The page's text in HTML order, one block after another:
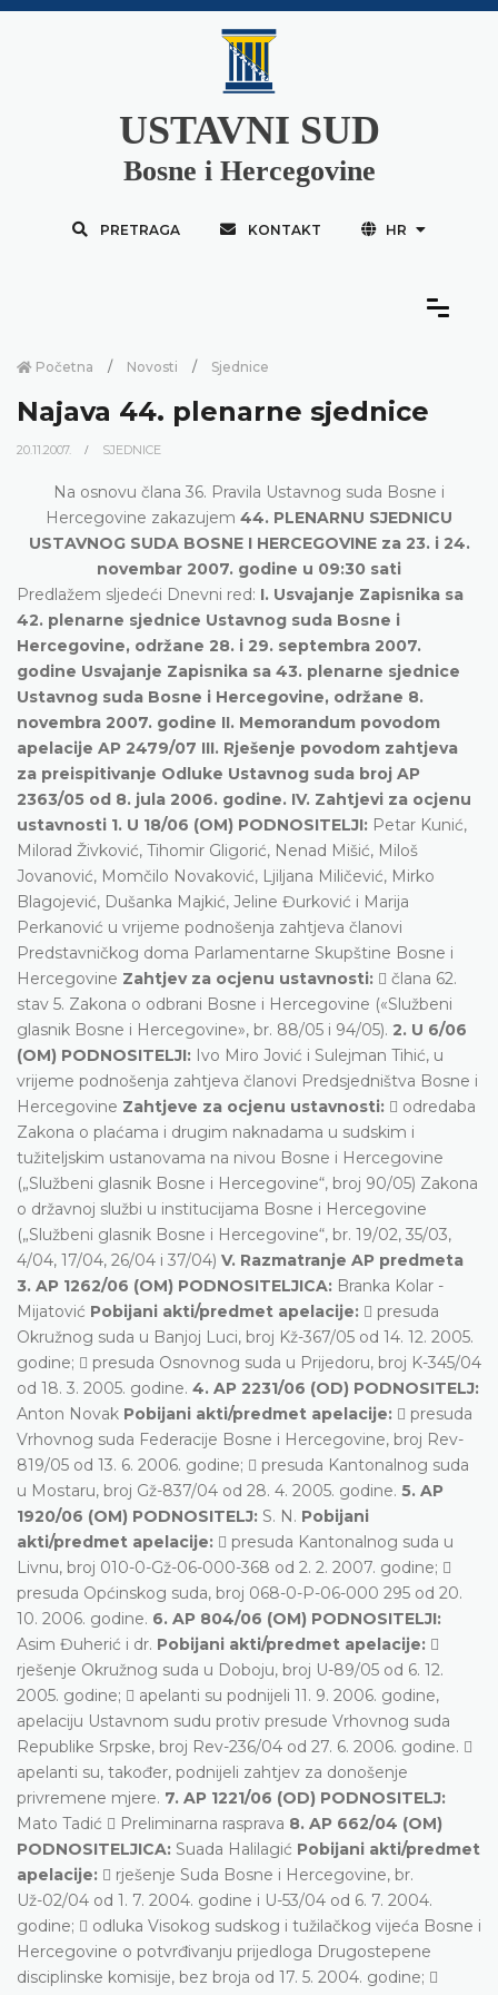
USTAVNI SUD
Bosne i Hercegovine
PRETRAGA KONTAKT HR
Početna Novosti Sjednice
Najava 44. plenarne sjednice
20.11.2007. SJEDNICE
Na osnovu člana 36. Pravila Ustavnog suda Bosne i
Hercegovine zakazujem 44. PLENARNU SJEDNICU
USTAVNOG SUDA BOSNE I HERCEGOVINE za 23. i 24.
novembar 2007. godine u 09:30 sati
Predlažem sljedeći Dnevni red: I. Usvajanje Zapisnika sa
42. plenarne sjednice Ustavnog suda Bosne i
Hercegovine, održane 28. i 29. septembra 2007.
godine Usvajanje Zapisnika sa 43. plenarne sjednice
Ustavnog suda Bosne i Hercegovine, održane 8.
novembra 2007. godine II. Memorandum povodom
apelacije AP 2479/07 III. Rješenje povodom zahtjeva
za preispitivanje Odluke Ustavnog suda broj AP
2363/05 od 8. jula 2006. godine. IV. Zahtjevi za ocjenu
ustavnosti 1. U 18/06 (OM) PODNOSITELJI: Petar Kunić,
Milorad Živković, Tihomir Gligorić, Nenad Mišić, Miloš
Jovanović, Momčilo Novaković, Ljiljana Miličević, Mirko
Blagojević, Dušanka Majkić, Jeline Đurković i Marija
Perkanović u vrijeme podnošenja zahtjeva članovi
Predstavničkog doma Parlamentarne Skupštine Bosne i
Hercegovine Zahtjev za ocjenu ustavnosti:  člana 62.
stav 5. Zakona o odbrani Bosne i Hercegovine («Službeni
glasnik Bosne i Hercegovine», br. 88/05 i 94/05). 2. U 6/06
(OM) PODNOSITELJI: Ivo Miro Jović i Sulejman Tihić, u
vrijeme podnošenja zahtjeva članovi Predsjedništva Bosne i
Hercegovine Zahtjeve za ocjenu ustavnosti:  odredaba
Zakona o plaćama i drugim naknadama u sudskim i
tužiteljskim ustanovama na nivou Bosne i Hercegovine
(„Službeni glasnik Bosne i Hercegovine“, broj 90/05) Zakona
o državnoj službi u institucijama Bosne i Hercegovine
(„Službeni glasnik Bosne i Hercegovine“, br. 19/02, 35/03,
4/04, 17/04, 26/04 i 37/04) V. Razmatranje AP predmeta
3. AP 1262/06 (OM) PODNOSITELJICA: Branka Kolar -
Mijatović Pobijani akti/predmet apelacije:  presuda
Okružnog suda u Banjoj Luci, broj Kž-367/05 od 14. 12. 2005.
godine;  presuda Osnovnog suda u Prijedoru, broj K-345/04
od 18. 3. 2005. godine. 4. AP 2231/06 (OD) PODNOSITELJ:
Anton Novak Pobijani akti/predmet apelacije:  presuda
Vrhovnog suda Federacije Bosne i Hercegovine, broj Rev-
819/05 od 13. 6. 2006. godine;  presuda Kantonalnog suda
u Mostaru, broj Gž-837/04 od 28. 4. 2005. godine. 5. AP
1920/06 (OM) PODNOSITELJ: S. N. Pobijani
akti/predmet apelacije:  presuda Kantonalnog suda u
Livnu, broj 010-0-Gž-06-000-368 od 2. 2. 2007. godine; 
presuda Općinskog suda, broj 068-0-P-06-000 295 od 20.
10. 2006. godine. 6. AP 804/06 (OM) PODNOSITELJI:
Asim Đuherić i dr. Pobijani akti/predmet apelacije: 
rješenje Okružnog suda u Doboju, broj U-89/05 od 6. 12.
2005. godine;  apelanti su podnijeli 11. 9. 2006. godine,
apelaciju Ustavnom sudu protiv presude Vrhovnog suda
Republike Srpske, broj Rev-236/04 od 27. 6. 2006. godine. 
apelanti su, također, podnijeli zahtjev za donošenje
privremene mjere. 7. AP 1221/06 (OD) PODNOSITELJ:
Mato Tadić  Preliminarna rasprava 8. AP 662/04 (OM)
PODNOSITELJICA: Suada Halilagić Pobijani akti/predmet
apelacije:  rješenje Suda Bosne i Hercegovine, br.
Už-02/04 od 1. 7. 2004. godine i U-53/04 od 6. 7. 2004.
godine;  odluka Visokog sudskog i tužilačkog vijeća Bosne i
Hercegovine o potvrđivanju prijedloga Drugostepene
disciplinske komisije, bez broja od 17. 5. 2004. godine; 